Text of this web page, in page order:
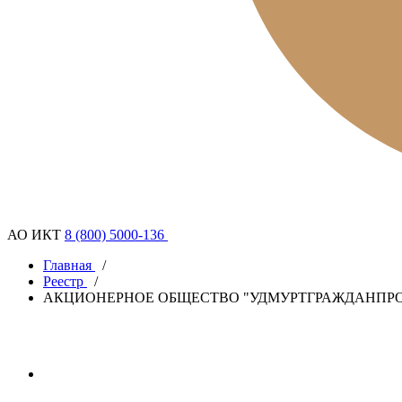
АО ИКТ 8 (800) 5000-136
Главная
/
Реестр
/
АКЦИОНЕРНОЕ ОБЩЕСТВО